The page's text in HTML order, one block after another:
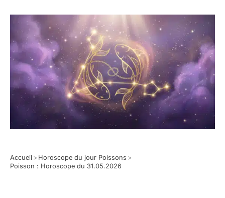
Accueil > Horoscope du jour Poissons >
Poisson : Horoscope du 31.05.2026